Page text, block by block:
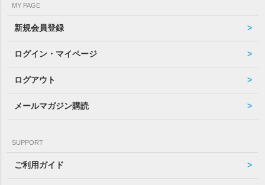
MY PAGE
新規会員登録
ログイン・マイページ
ログアウト
メールマガジン購読
SUPPORT
ご利用ガイド